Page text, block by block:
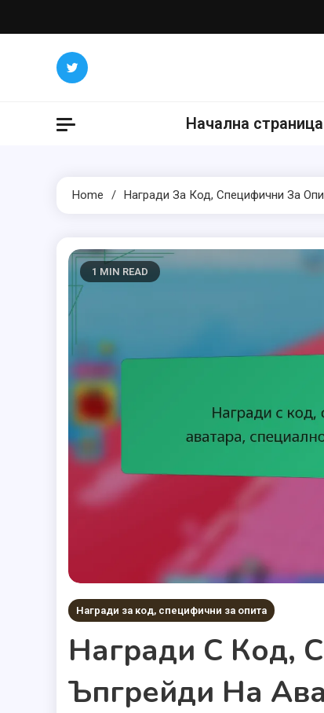
to
Начална страница
Home Награди За Код, Специфични За
1 MIN READ
Награди за код, специфични за опита
Награди С Код,
Ъпгрейди На